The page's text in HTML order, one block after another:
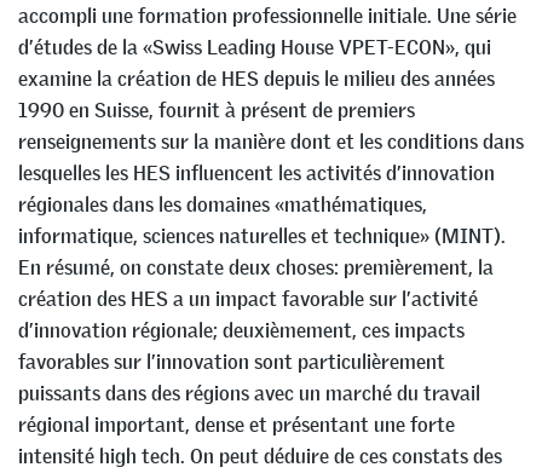
accompli une formation professionnelle initiale. Une série
d’études de la «Swiss Leading House VPET-ECON», qui
examine la création de HES depuis le milieu des années
1990 en Suisse, fournit à présent de premiers
renseignements sur la manière dont et les conditions dans
lesquelles les HES influencent les activités d’innovation
régionales dans les domaines «mathématiques,
informatique, sciences naturelles et technique» (MINT).
En résumé, on constate deux choses: premièrement, la
création des HES a un impact favorable sur l’activité
d’innovation régionale; deuxièmement, ces impacts
favorables sur l’innovation sont particulièrement
puissants dans des régions avec un marché du travail
régional important, dense et présentant une forte
intensité high tech. On peut déduire de ces constats des